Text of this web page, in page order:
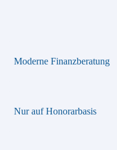
Moderne Finanzberatung
Nur auf Honorarbasis